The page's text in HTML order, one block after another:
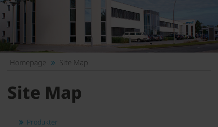
Homepage Site Map
Site Map
Produkter